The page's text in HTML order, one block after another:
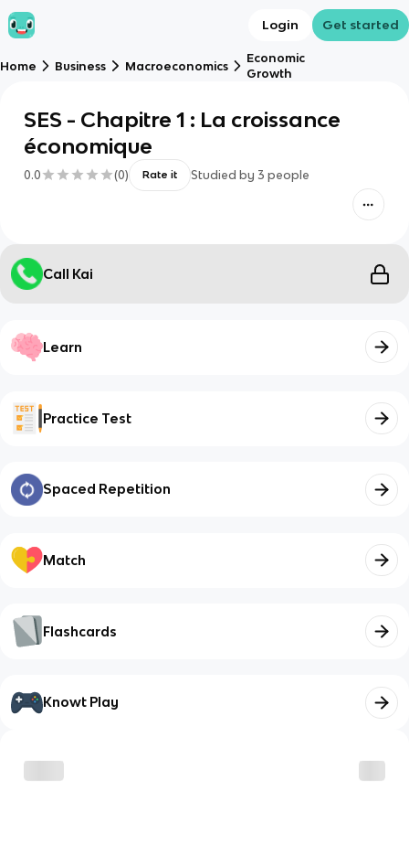
Login Get started
Home Business Macroeconomics
Economic
Growth
SES - Chapitre 1 : La croissance
économique
0.0 (0) Rate it Studied by 3 people
Call Kai
Learn
Practice Test
Spaced Repetition
Match
Flashcards
Knowt Play